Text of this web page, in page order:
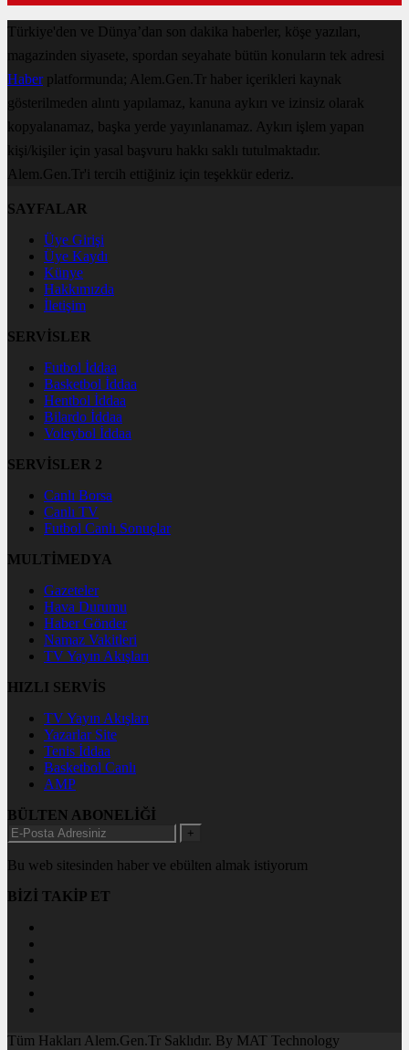
Türkiye'den ve Dünya’dan son dakika haberler, köşe yazıları,
magazinden siyasete, spordan seyahate bütün konuların tek adresi
Haberplatformunda; Alem.Gen.Tr haber içerikleri kaynak
gösterilmeden alıntı yapılamaz, kanuna aykırı ve izinsiz olarak
kopyalanamaz, başka yerde yayınlanamaz. Aykırı işlem yapan
kişi/kişiler için yasal başvuru hakkı saklı tutulmaktadır.
Alem.Gen.Tr'i tercih ettiğiniz için teşekkür ederiz.
SAYFALAR
Üye Girişi
Üye Kaydı
Künye
Hakkımızda
İletişim
SERVİSLER
Futbol İddaa
Basketbol İddaa
Hentbol İddaa
Bilardo İddaa
Voleybol İddaa
SERVİSLER 2
Canlı Borsa
Canlı TV
Futbol Canlı Sonuçlar
MULTİMEDYA
Gazeteler
Hava Durumu
Haber Gönder
Namaz Vakitleri
TV Yayın Akışları
HIZLI SERVİS
TV Yayın Akışları
Yazarlar Site
Tenis İddaa
Basketbol Canlı
AMP
BÜLTEN ABONELİĞİ
+
Bu web sitesinden haber ve ebülten almak istiyorum
BİZİ TAKİP ET
Tüm Hakları Alem.Gen.Tr Saklıdır. By MAT Technology